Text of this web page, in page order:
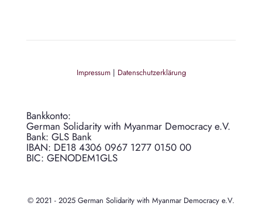
Impressum| Datenschutzerklärung
Bankkonto:
German Solidarity with Myanmar Democracy e.V.
Bank: GLS Bank
IBAN: DE18 4306 0967 1277 0150 00
BIC: GENODEM1GLS
© 2021 - 2025 German Solidarity with Myanmar Democracy e.V.